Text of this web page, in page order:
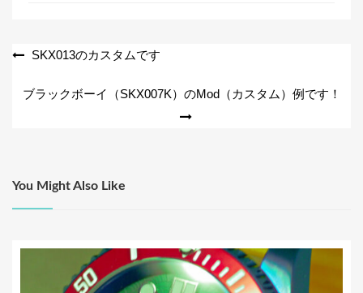
o
k
投
ナ
ー
シ
SKX013のカスタムです
ブラックボーイ（SKX007K）のMod（カスタム）例です！
You Might Also Like